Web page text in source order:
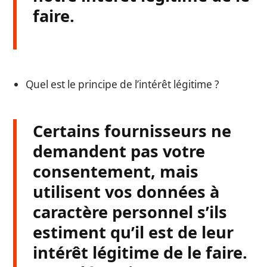
faire.
Quel est le principe de l’intérêt légitime ?
Certains fournisseurs ne
demandent pas votre
consentement, mais
utilisent vos données à
caractère personnel s’ils
estiment qu’il est de leur
intérêt légitime de le faire.